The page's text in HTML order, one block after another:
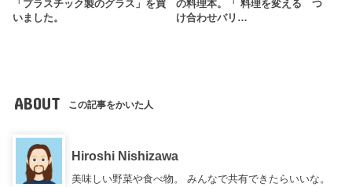
「プラスチック製のグラス」を買
いました。
の料理本。「 料理を変える つ
け合わせバリ…
ABOUT この記事をかいた人
Hiroshi Nishizawa
美味しい野菜や食べ物。 みんなで共有できたらいいな。